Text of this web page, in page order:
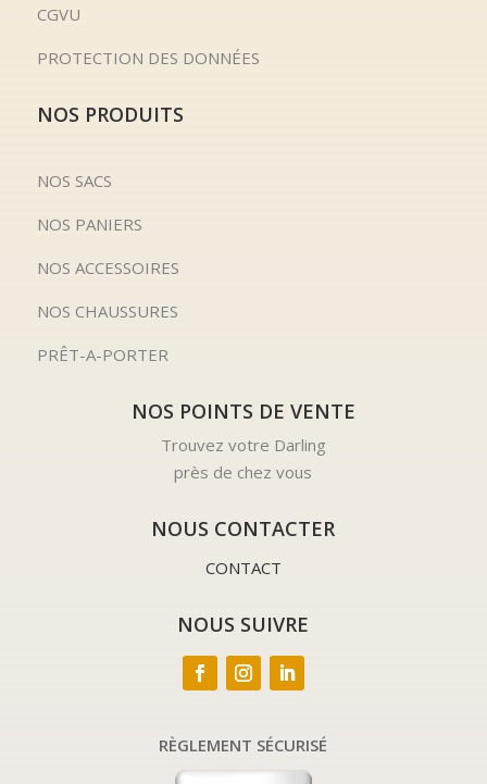
CGVU
PROTECTION DES DONNÉES
NOS PRODUITS
NOS SACS
NOS PANIERS
NOS ACCESSOIRES
NOS CHAUSSURES
PRÊT-A-PORTER
NOS POINTS DE VENTE
Trouvez votre Darling
près de chez vous
NOUS CONTACTER
CONTACT
NOUS SUIVRE
RÈGLEMENT SÉCURISÉ